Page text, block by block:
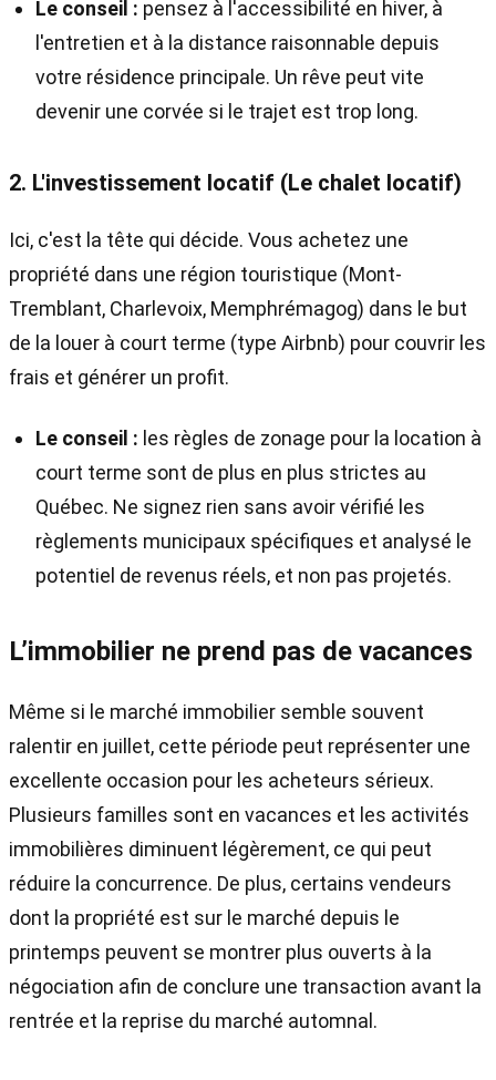
Le conseil : pensez à l'accessibilité en hiver, à
l'entretien et à la distance raisonnable depuis
votre résidence principale. Un rêve peut vite
devenir une corvée si le trajet est trop long.
2. L'investissement locatif (Le chalet locatif)
Ici, c'est la tête qui décide. Vous achetez une
propriété dans une région touristique (Mont-
Tremblant, Charlevoix, Memphrémagog) dans le but
de la louer à court terme (type Airbnb) pour couvrir les
frais et générer un profit.
Le conseil : les règles de zonage pour la location à
court terme sont de plus en plus strictes au
Québec. Ne signez rien sans avoir vérifié les
règlements municipaux spécifiques et analysé le
potentiel de revenus réels, et non pas projetés.
L’immobilier ne prend pas de vacances
Même si le marché immobilier semble souvent
ralentir en juillet, cette période peut représenter une
excellente occasion pour les acheteurs sérieux.
Plusieurs familles sont en vacances et les activités
immobilières diminuent légèrement, ce qui peut
réduire la concurrence. De plus, certains vendeurs
dont la propriété est sur le marché depuis le
printemps peuvent se montrer plus ouverts à la
négociation afin de conclure une transaction avant la
rentrée et la reprise du marché automnal.